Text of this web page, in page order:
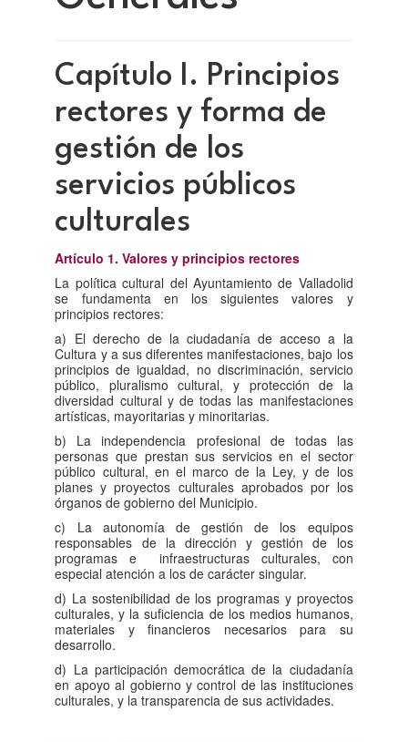
Capítulo I. Principios
rectores y forma de
gestión de los
servicios públicos
culturales
Artículo 1. Valores y principios rectores
La política cultural del Ayuntamiento de Valladolid
se fundamenta en los siguientes valores y
principios rectores:
a) El derecho de la ciudadanía de acceso a la
Cultura y a sus diferentes manifestaciones, bajo los
principios de igualdad, no discriminación, servicio
público, pluralismo cultural, y protección de la
diversidad cultural y de todas las manifestaciones
artísticas, mayoritarias y minoritarias.
b) La independencia profesional de todas las
personas que prestan sus servicios en el sector
público cultural, en el marco de la Ley, y de los
planes y proyectos culturales aprobados por los
órganos de gobierno del Municipio.
c) La autonomía de gestión de los equipos
responsables de la dirección y gestión de los
programas e infraestructuras culturales, con
especial atención a los de carácter singular.
d) La sostenibilidad de los programas y proyectos
culturales, y la suficiencia de los medios humanos,
materiales y financieros necesarios para su
desarrollo.
d) La participación democrática de la ciudadanía
en apoyo al gobierno y control de las instituciones
culturales, y la transparencia de sus actividades.